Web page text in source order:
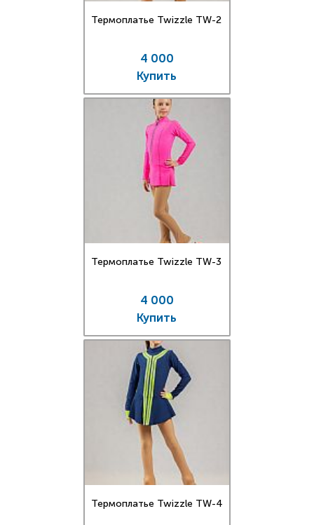
Термоплатье Twizzle TW-2
4 000
Купить
Термоплатье Twizzle TW-3
4 000
Купить
Термоплатье Twizzle TW-4